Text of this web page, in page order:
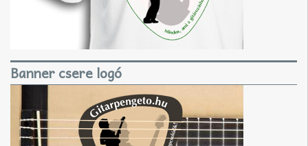
Banner csere logó